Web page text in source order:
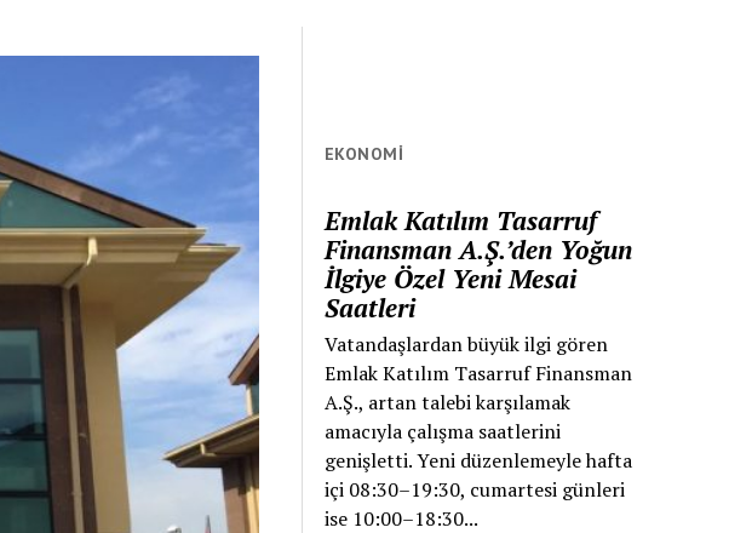
EKONOMI
Emlak Katılım Tasarruf
Finansman A.Ş.’den Yoğun
İlgiye Özel Yeni Mesai
Saatleri
Vatandaşlardan büyük ilgi gören
Emlak Katılım Tasarruf Finansman
A.Ş., artan talebi karşılamak
amacıyla çalışma saatlerini
genişletti. Yeni düzenlemeyle hafta
içi 08:30–19:30, cumartesi günleri
ise 10:00–18:30...